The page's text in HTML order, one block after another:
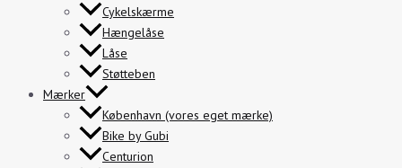
Cykelskærme
Hængelåse
Låse
Støtteben
Mærker
København (vores eget mærke)
Bike by Gubi
Centurion